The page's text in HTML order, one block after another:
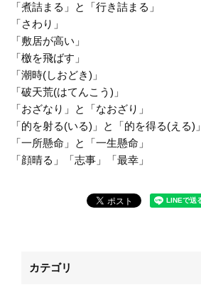
「煮詰まる」と「行き詰まる」
「さわり」
「敷居が高い」
「檄を飛ばす」
「潮時(しおどき)」
「破天荒(はてんこう)」
「おざなり」と「なおざり」
「的を射る(いる)」と「的を得る(える)」
「一所懸命」と「一生懸命」
「顔晴る」「志事」「最幸」
カテゴリ